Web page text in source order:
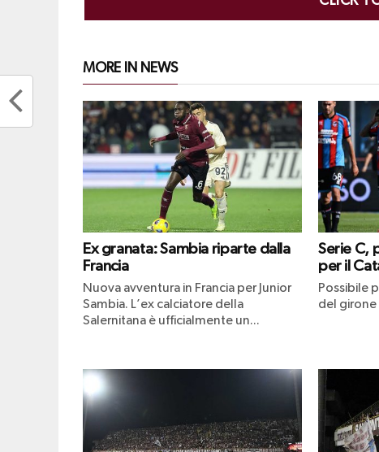
MORE IN NEWS
Ex granata: Sambia riparte dalla
Francia
Nuova avventura in Francia per Junior
Sambia. L’ex calciatore della
Salernitana è ufficialmente un...
Serie C,
per il
Possibile
del girone